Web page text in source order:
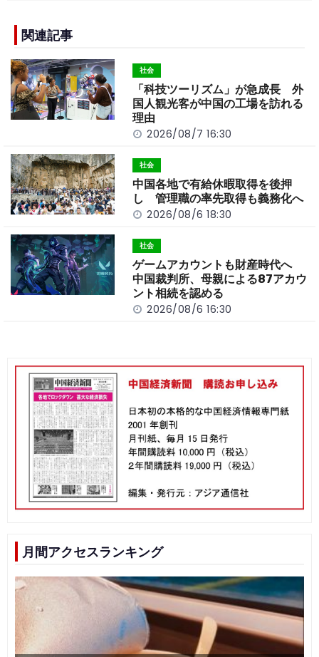
e
b
o
o
k
n
k
関連記事
社会
「科技ツーリズム」が急成長 外
国人観光客が中国の工場を訪れる
理由
2026/08/7 16:30
社会
中国各地で有給休暇取得を後押
し 管理職の率先取得も義務化へ
2026/08/6 18:30
社会
ゲームアカウントも財産時代へ
中国裁判所、母親による87アカウ
ント相続を認める
2026/08/6 16:30
月間アクセスランキング